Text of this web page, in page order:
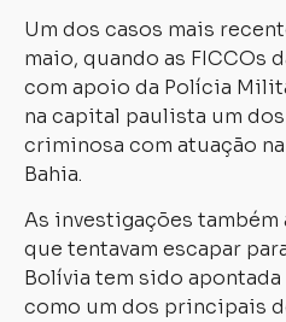
Um dos casos mais
maio, quando as FICCOs
com apoio da Polícia
na capital paulista um
criminosa com atuação
Bahia.
As investigações
que tentavam escapar
Bolívia tem sido
como um dos principais